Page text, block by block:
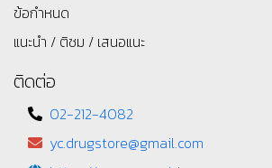
ข้อกำหนด
แนะนำ / ติชม / เสนอแนะ
ติดต่อ
02-212-4082
yc.drugstore@gmail.com